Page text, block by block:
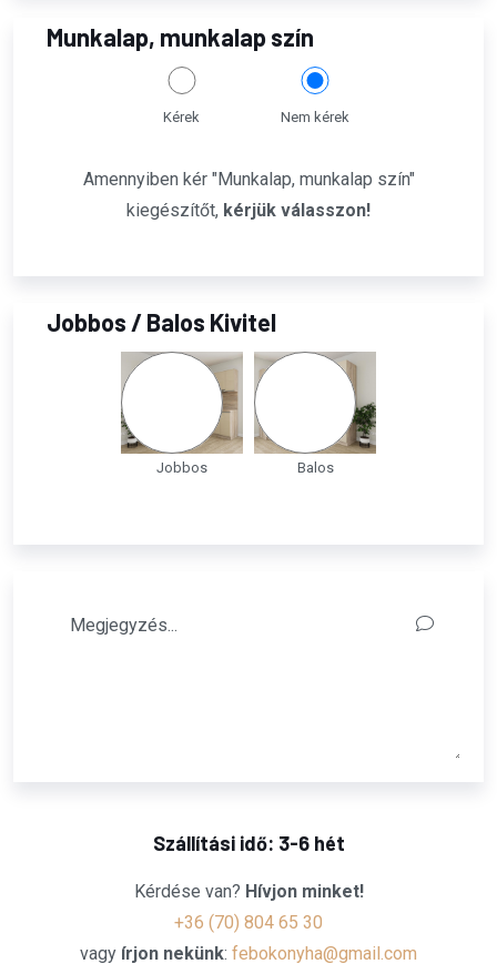
Munkalap, munkalap szín
Kérek Nem kérek
Amennyiben kér "Munkalap, munkalap szín"
kiegészítőt, kérjük válasszon!
Jobbos / Balos Kivitel
Jobbos Balos
Szállítási idő: 3-6 hét
Kérdése van? Hívjon minket!
+36 (70) 804 65 30
vagy írjon nekünk: febokonyha@gmail.com